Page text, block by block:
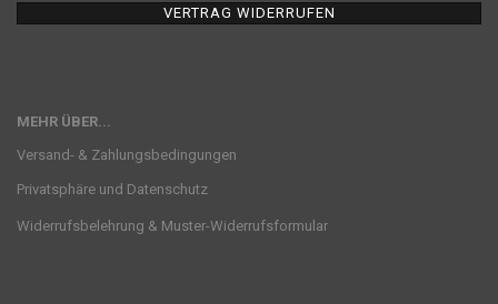
VERTRAG WIDERRUFEN
MEHR ÜBER...
Versand- & Zahlungsbedingungen
Privatsphäre und Datenschutz
Widerrufsbelehrung & Muster-Widerrufsformular